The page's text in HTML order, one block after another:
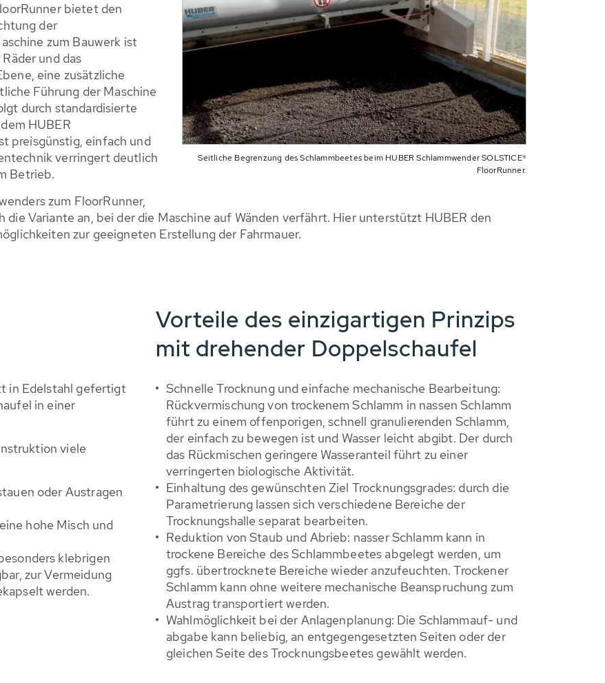
Seitliche Begrenzung des Schlammbeetes beim HUBER Schlammwender SOLSTICE®
FloorRunner.
bietet den
der
zum Bauwerk ist
und das
eine zusätzliche
Führung der Maschine
durch standardisierte
HUBER
preisgünstig, einfach und
verringert deutlich
Betrieb.
zum FloorRunner,
Variante an, bei der die Maschine auf Wänden verfährt. Hier unterstützt HUBER den
zur geeigneten Erstellung der Fahrmauer.
in Edelstahl gefertigt
in einer
viele
oder Austragen
hohe Misch und
klebrigen
zur Vermeidung
werden.
Vorteile des einzigartigen Prinzips
mit drehender Doppelschaufel
Schnelle Trocknung und einfache mechanische Bearbeitung:
Rückvermischung von trockenem Schlamm in nassen Schlamm
führt zu einem offenporigen, schnell granulierenden Schlamm,
der einfach zu bewegen ist und Wasser leicht abgibt. Der durch
das Rückmischen geringere Wasseranteil führt zu einer
verringerten biologische Aktivität.
Einhaltung des gewünschten Ziel Trocknungsgrades: durch die
Parametrierung lassen sich verschiedene Bereiche der
Trocknungshalle separat bearbeiten.
Reduktion von Staub und Abrieb: nasser Schlamm kann in
trockene Bereiche des Schlammbeetes abgelegt werden, um
ggfs. übertrocknete Bereiche wieder anzufeuchten. Trockener
Schlamm kann ohne weitere mechanische Beanspruchung zum
Austrag transportiert werden.
Wahlmöglichkeit bei der Anlagenplanung: Die Schlammauf- und
abgabe kann beliebig, an entgegengesetzten Seiten oder der
gleichen Seite des Trocknungsbeetes gewählt werden.